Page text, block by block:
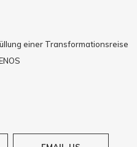
einer Transformationsreise